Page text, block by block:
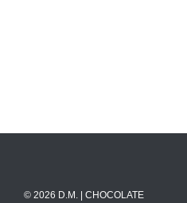
© 2026 D.M. | CHOCOLATE